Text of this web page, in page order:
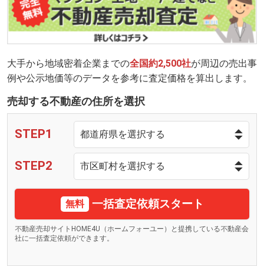
大手から地域密着企業までの全国約2,500社が周辺の売出事
例や公示地価等のデータを参考に査定価格を算出します。
売却する不動産の住所を選択
STEP1
STEP2
無料 一括査定依頼スタート
不動産売却サイトHOME4U（ホームフォーユー）と提携している不動産会
社に一括査定依頼ができます。